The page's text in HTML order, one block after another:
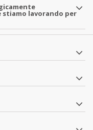
stiamo lavorando per